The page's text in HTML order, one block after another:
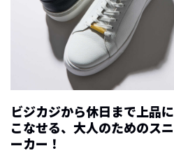
ビジカジから休日まで上品に
こなせる、大人のためのスニ
ーカー！